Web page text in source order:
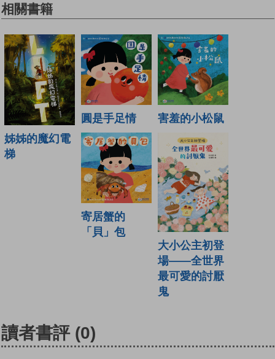
相關書籍
姊姊的魔幻電
梯
圓是手足情 害羞的小松鼠
寄居蟹的
「貝」包
大小公主初登
場——全世界
最可愛的討厭
鬼
讀者書評 (0)